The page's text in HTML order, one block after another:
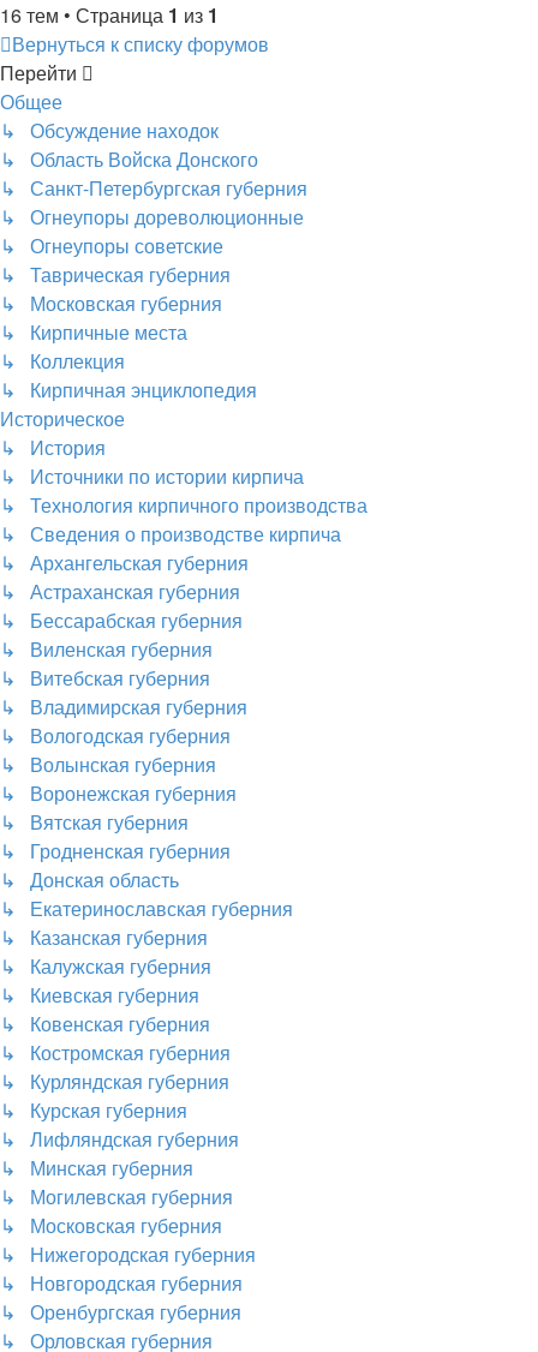
16 тем • Страница 1 из 1
Вернуться к списку форумов
Перейти
Общее
↳ Обсуждение находок
↳ Область Войска Донского
↳ Санкт-Петербургская губерния
↳ Огнеупоры дореволюционные
↳ Огнеупоры советские
↳ Таврическая губерния
↳ Московская губерния
↳ Кирпичные места
↳ Коллекция
↳ Кирпичная энциклопедия
Историческое
↳ История
↳ Источники по истории кирпича
↳ Технология кирпичного производства
↳ Сведения о производстве кирпича
↳ Архангельская губерния
↳ Астраханская губерния
↳ Бессарабская губерния
↳ Виленская губерния
↳ Витебская губерния
↳ Владимирская губерния
↳ Вологодская губерния
↳ Волынская губерния
↳ Воронежская губерния
↳ Вятская губерния
↳ Гродненская губерния
↳ Донская область
↳ Екатеринославская губерния
↳ Казанская губерния
↳ Калужская губерния
↳ Киевская губерния
↳ Ковенская губерния
↳ Костромская губерния
↳ Курляндская губерния
↳ Курская губерния
↳ Лифляндская губерния
↳ Минская губерния
↳ Могилевская губерния
↳ Московская губерния
↳ Нижегородская губерния
↳ Новгородская губерния
↳ Оренбургская губерния
↳ Орловская губерния